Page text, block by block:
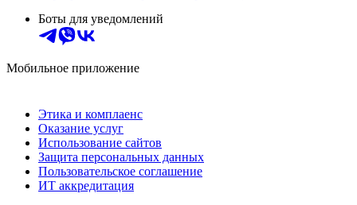
Боты для уведомлений
Мобильное приложение
Этика и комплаенс
Оказание услуг
Использование сайтов
Защита персональных данных
Пользовательское соглашение
ИТ аккредитация